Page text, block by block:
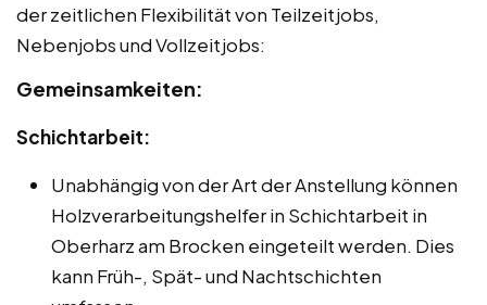
der zeitlichen Flexibilität von Teilzeitjobs,
Nebenjobs und Vollzeitjobs:
Gemeinsamkeiten:
Schichtarbeit:
Unabhängig von der Art der Anstellung können
Holzverarbeitungshelfer in Schichtarbeit in
Oberharz am Brocken eingeteilt werden. Dies
kann Früh-, Spät- und Nachtschichten